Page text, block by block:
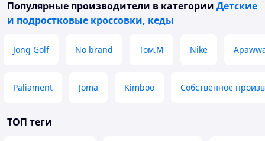
Популярные производители в категории Детские
и подростковые кроссовки, кеды
Jong Golf No brand Том.М Nike
Paliament Joma Kimboo Собственное
ТОП теги